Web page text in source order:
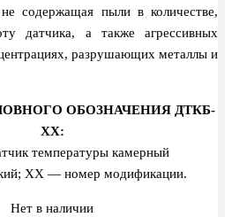
не содержащая пыли в количестве,
датчика, а также агрессивных
разрушающих металлы и
ОБОЗНАЧЕНИЯ ДТКБ-
ХХ:
температуры камерный
ХХ — номер модификации.
Нет в наличии